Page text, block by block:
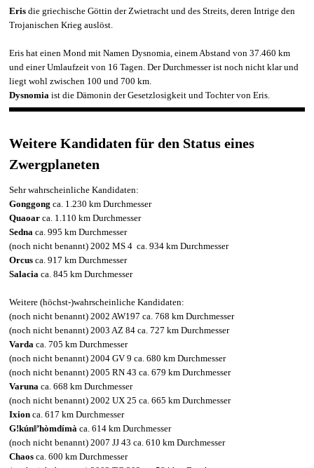
Eris die griechische Göttin der Zwietracht und des Streits, deren Intrige den
Trojanischen Krieg auslöst.
Eris hat einen Mond mit Namen Dysnomia, einem Abstand von 37.460 km
und einer Umlaufzeit von 16 Tagen. Der Durchmesser ist noch nicht klar und
liegt wohl zwischen 100 und 700 km.
Dysnomia ist die Dämonin der Gesetzlosigkeit und Tochter von Eris.
Weitere Kandidaten für den Status eines
Zwergplaneten
Sehr wahrscheinliche Kandidaten:
Gonggong ca. 1.230 km Durchmesser
Quaoar ca. 1.110 km Durchmesser
Sedna ca. 995 km Durchmesser
(noch nicht benannt) 2002 MS 4 ca. 934 km Durchmesser
Orcus ca. 917 km Durchmesser
Salacia ca. 845 km Durchmesser
Weitere (höchst-)wahrscheinliche Kandidaten:
(noch nicht benannt) 2002 AW197 ca. 768 km Durchmesser
(noch nicht benannt) 2003 AZ 84 ca. 727 km Durchmesser
Varda ca. 705 km Durchmesser
(noch nicht benannt) 2004 GV 9 ca. 680 km Durchmesser
(noch nicht benannt) 2005 RN 43 ca. 679 km Durchmesser
Varuna ca. 668 km Durchmesser
(noch nicht benannt) 2002 UX 25 ca. 665 km Durchmesser
Ixion ca. 617 km Durchmesser
Gǃkúnǁ’hòmdímà ca. 614 km Durchmesser
(noch nicht benannt) 2007 JJ 43 ca. 610 km Durchmesser
Chaos ca. 600 km Durchmesser